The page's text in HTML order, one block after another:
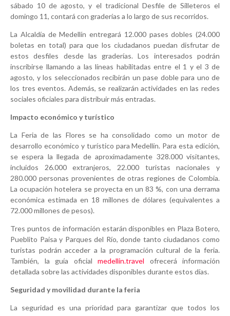
sábado 10 de agosto, y el tradicional Desfile de Silleteros el
domingo 11, contará con graderías a lo largo de sus recorridos.
La Alcaldía de Medellín entregará 12.000 pases dobles (24.000
boletas en total) para que los ciudadanos puedan disfrutar de
estos desfiles desde las graderías. Los interesados podrán
inscribirse llamando a las líneas habilitadas entre el 1 y el 3 de
agosto, y los seleccionados recibirán un pase doble para uno de
los tres eventos. Además, se realizarán actividades en las redes
sociales oficiales para distribuir más entradas.
Impacto económico y turístico
La Feria de las Flores se ha consolidado como un motor de
desarrollo económico y turístico para Medellín. Para esta edición,
se espera la llegada de aproximadamente 328.000 visitantes,
incluidos 26.000 extranjeros, 22.000 turistas nacionales y
280.000 personas provenientes de otras regiones de Colombia.
La ocupación hotelera se proyecta en un 83 %, con una derrama
económica estimada en 18 millones de dólares (equivalentes a
72.000 millones de pesos).
Tres puntos de información estarán disponibles en Plaza Botero,
Pueblito Paisa y Parques del Río, donde tanto ciudadanos como
turistas podrán acceder a la programación cultural de la feria.
También, la guía oficial medellin.travel ofrecerá información
detallada sobre las actividades disponibles durante estos días.
Seguridad y movilidad durante la feria
La seguridad es una prioridad para garantizar que todos los